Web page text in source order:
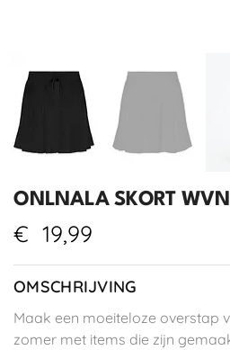
ONLNALA SKORT
€ 19,99
OMSCHRIJVING
Maak een moeiteloze overstap
zomer met items die zijn